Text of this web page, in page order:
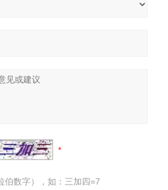
伯数字），如：三加四=7